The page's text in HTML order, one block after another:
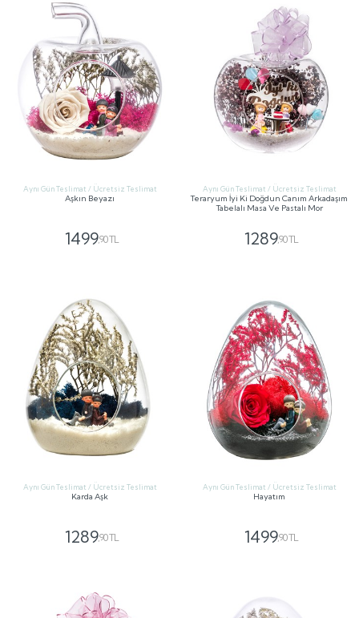
Aynı Gün Teslimat / Ücretsiz Teslimat
Aşkın Beyazı
1499,90 TL
Aynı Gün Teslimat / Ücretsiz Teslimat
Teraryum İyi Ki Doğdun Canım Arkadaşım
Tabelalı Masa Ve Pastalı Mor
1289,90 TL
Aynı Gün Teslimat / Ücretsiz Teslimat
Karda Aşk
1289,90 TL
Aynı Gün Teslimat / Ücretsiz Teslimat
Hayatım
1499,90 TL